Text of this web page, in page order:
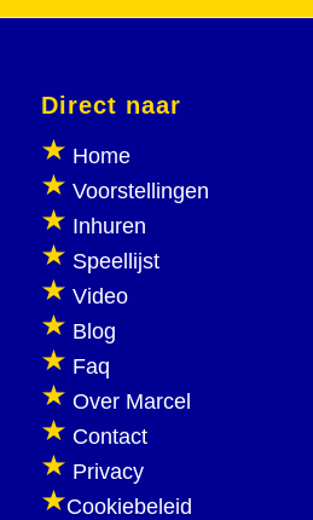
Direct naar
Home
Voorstellingen
Inhuren
Speellijst
Video
Blog
Faq
Over Marcel
Contact
Privacy
Cookiebeleid